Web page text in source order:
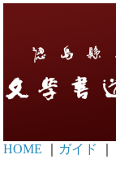
HOME ガイド